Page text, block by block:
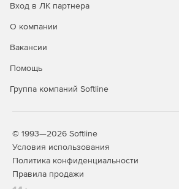
приложений на
Windows
Защита
интернет-
почтовых
мобильных
устройств
Вход в ЛК партнера
О компании
Вакансии
Помощь
Группа компаний Softline
© 1993—2026 Softline
Условия использования
Политика конфиденциальности
Правила продажи